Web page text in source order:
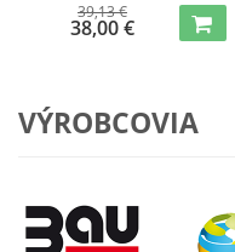
39,13 €
38,00 €
VÝROBCOVIA